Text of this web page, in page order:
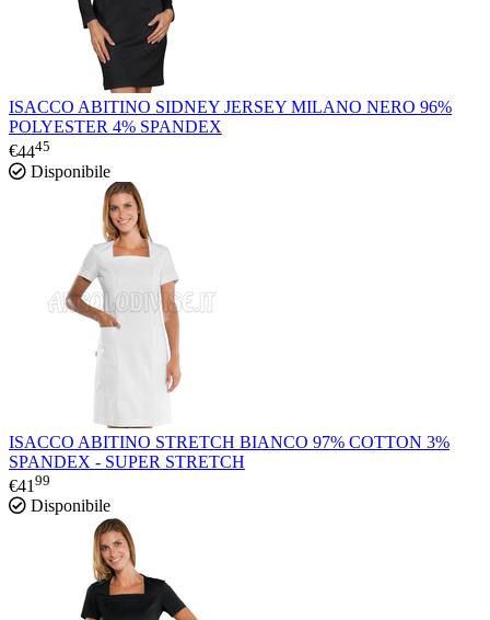
ISACCO ABITINO SIDNEY JERSEY MILANO NERO 96%
POLYESTER 4% SPANDEX
€4445
Disponibile
ISACCO ABITINO STRETCH BIANCO 97% COTTON 3%
SPANDEX - SUPER STRETCH
€41 99
Disponibile